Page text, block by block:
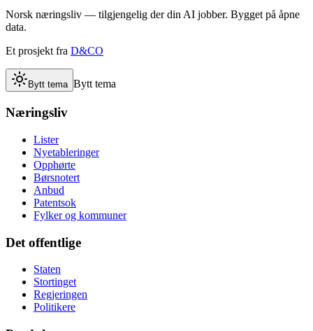
Norsk næringsliv — tilgjengelig der din AI jobber. Bygget på åpne
data.
Et prosjekt fra D&CO
Bytt tema Bytt tema
Næringsliv
Lister
Nyetableringer
Opphørte
Børsnotert
Anbud
Patentsok
Fylker og kommuner
Det offentlige
Staten
Stortinget
Regjeringen
Politikere